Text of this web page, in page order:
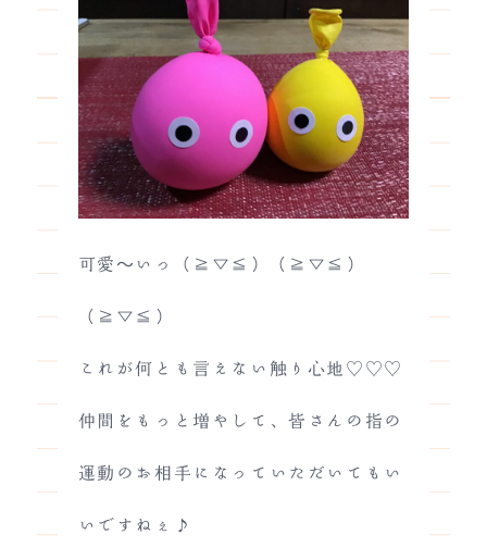
可愛～いっ（≧▽≦）（≧▽≦）
（≧▽≦）
これが何とも言えない触り心地♡♡♡
仲間をもっと増やして、皆さんの指の
運動のお相手になっていただいてもい
いですねぇ♪